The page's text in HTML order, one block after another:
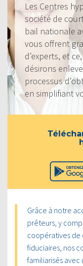
Les Centres
société de
bail nationale
vous offrent
d’experts, et
désirons
processus
en simplifiant
Grâce à notre
prêteurs, y
coopératives de
fiduciaires, nos
familiarisés